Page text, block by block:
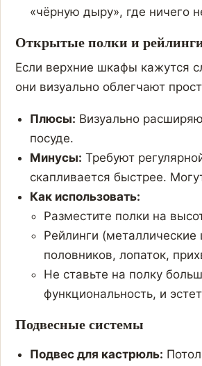
«чёрную дыру», где ничего
Открытые полки и
Если верхние шкафы кажутся
они визуально облегчают
Плюсы: Визуально
посуде.
Минусы: Требуют
скапливается быстрее.
Как использовать:
Разместите полки на
Рейлинги
половников, лопаток,
Не ставьте на полку
функциональность, и
Подвесные системы
Подвес для кастрюль: